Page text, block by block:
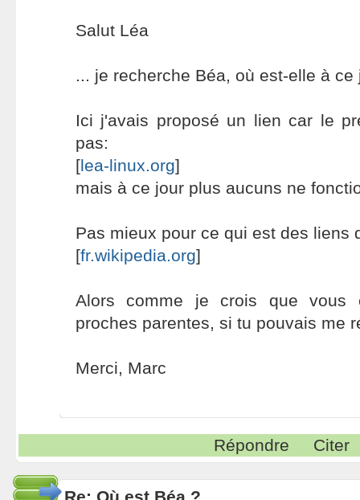
Salut Léa
... je recherche Béa, où est-elle à ce
Ici j'avais proposé un lien car le
pas:
[lea-linux.org]
mais à ce jour plus aucuns ne
Pas mieux pour ce qui est des liens
[fr.wikipedia.org]
Alors comme je crois que vous
proches parentes, si tu pouvais me
Merci, Marc
Répondre Citer